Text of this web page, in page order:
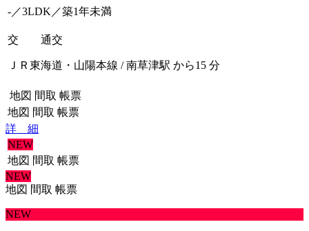
-／3LDK／築1年未満
交 通交
ＪＲ東海道・山陽本線 / 南草津駅 から15 分
地図 間取 帳票
地図 間取 帳票
詳 細
NEW
地図 間取 帳票
NEW
地図 間取 帳票
NEW